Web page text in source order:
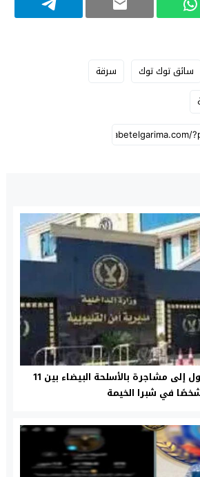
سائق توك توك
سرقة
خلافات الجيرة تتحول إلى مشاجرة بالأسلحة البيضاء بين 11
في شبرا الخيمة